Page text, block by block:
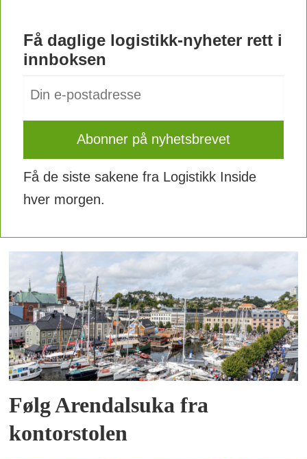
Få daglige logistikk-nyheter rett i
innboksen
Få de siste sakene fra Logistikk Inside
hver morgen.
Følg Arendalsuka fra
kontorstolen